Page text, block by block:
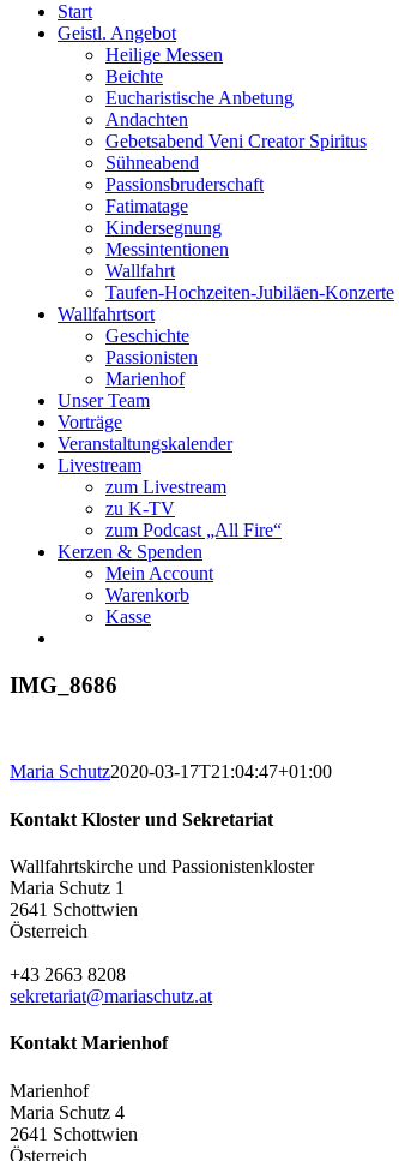
Start
Geistl. Angebot
Heilige Messen
Beichte
Eucharistische Anbetung
Andachten
Gebetsabend Veni Creator Spiritus
Sühneabend
Passionsbruderschaft
Fatimatage
Kindersegnung
Messintentionen
Wallfahrt
Taufen-Hochzeiten-Jubiläen-Konzerte
Wallfahrtsort
Geschichte
Passionisten
Marienhof
Unser Team
Vorträge
Veranstaltungskalender
Livestream
zum Livestream
zu K-TV
zum Podcast „All Fire“
Kerzen & Spenden
Mein Account
Warenkorb
Kasse
IMG_8686
Maria Schutz2020-03-17T21:04:47+01:00
Kontakt Kloster und Sekretariat
Wallfahrtskirche und Passionistenkloster
Maria Schutz 1
2641 Schottwien
Österreich
+43 2663 8208
sekretariat@mariaschutz.at
Kontakt Marienhof
Marienhof
Maria Schutz 4
2641 Schottwien
Österreich